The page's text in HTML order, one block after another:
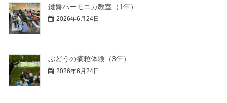
鍵盤ハーモニカ教室（1年）
2026年6月24日
ぶどうの摘粒体験（3年）
2026年6月24日